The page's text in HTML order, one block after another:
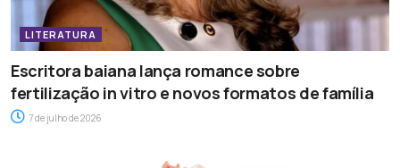
LITERATURA
Escritora baiana lança romance sobre
fertilização in vitro e novos formatos de família
7 de julho de 2026